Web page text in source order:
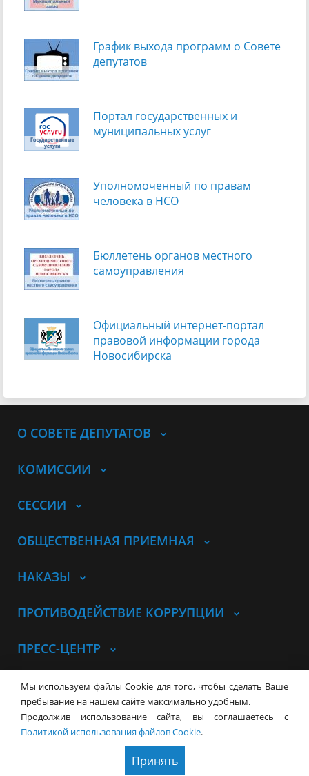
График выхода программ о Cовете
депутатов
Портал государственных и
муниципальных услуг
Уполномоченный по правам
человека в НСО
Бюллетень органов местного
самоуправления
Официальный интернет-портал
правовой информации города
Новосибирска
О СОВЕТЕ ДЕПУТАТОВ
КОМИССИИ
СЕССИИ
ОБЩЕСТВЕННАЯ ПРИЕМНАЯ
НАКАЗЫ
ПРОТИВОДЕЙСТВИЕ КОРРУПЦИИ
ПРЕСС-ЦЕНТР
© Совет депутатов города
НовосибирскаКонтакты Карта сайта
630099, г. Новосибирск, Красный
проспект, 34
Мы используем файлы Cookie для того, чтобы сделать Ваше
пребывание на нашем сайте максимально удобным.
Продолжив использование сайта, вы соглашаетесь с
Политикой использования файлов Cookie.
Принять